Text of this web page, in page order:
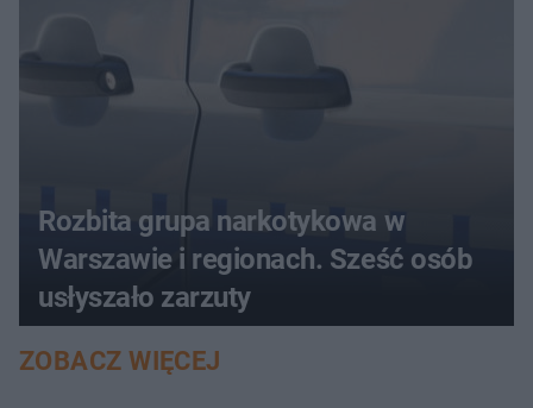
Rozbita grupa narkotykowa w
Warszawie i regionach. Sześć osób
usłyszało zarzuty
ZOBACZ WIĘCEJ